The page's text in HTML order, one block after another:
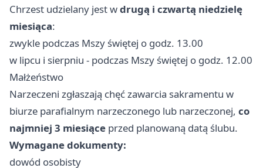
Chrzest udzielany jest wdrugą i czwartą niedzielę
miesiąca:
zwykle podczas Mszy świętej o godz. 13.00
w lipcu i sierpniu - podczas Mszy świętej o godz. 12.00
Małżeństwo
Narzeczeni zgłaszają chęć zawarcia sakramentu w
biurze parafialnym narzeczonego lub narzeczonej, co
najmniej 3 miesiące przed planowaną datą ślubu.
Wymagane dokumenty:
dowód osobisty